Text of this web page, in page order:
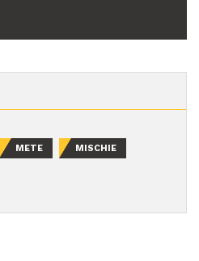
METE MISCHIE